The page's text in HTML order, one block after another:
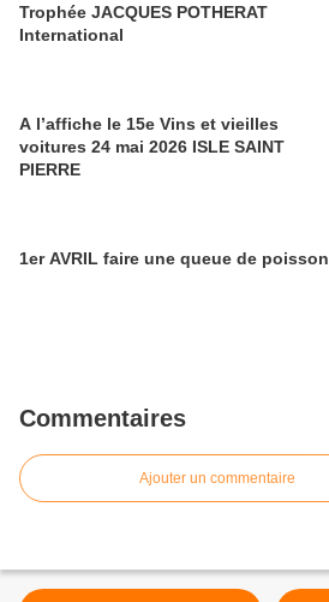
Trophée JACQUES POTHERAT
International
A l’affiche le 15e Vins et vieilles
voitures 24 mai 2026 ISLE SAINT
PIERRE
1er AVRIL faire une queue de poisson
Commentaires
Ajouter un commentaire